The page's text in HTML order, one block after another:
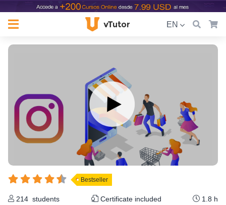
EN
Bestseller
214 students Certificate included
1.8 h